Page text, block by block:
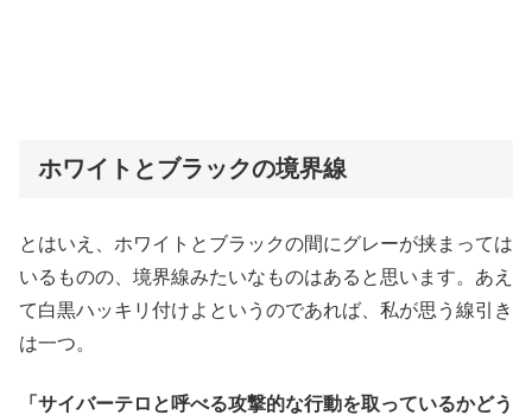
ホワイトとブラックの境界線
とはいえ、ホワイトとブラックの間にグレーが挟まっては
いるものの、境界線みたいなものはあると思います。あえ
て白黒ハッキリ付けよというのであれば、私が思う線引き
は一つ。
「サイバーテロと呼べる攻撃的な行動を取っているかどう